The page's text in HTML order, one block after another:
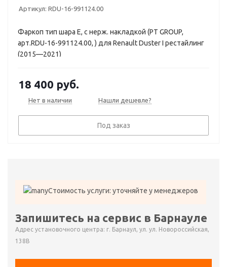
Артикул: RDU-16-991124.00
Фаркоп тип шара E, с нерж. накладкой (PT GROUP,
арт.RDU-16-991124.00, ) для Renault Duster I рестайлинг
(2015—2021)
18 400 руб.
Нет в наличии Нашли дешевле?
Под заказ
Стоимость услуги: уточняйте у менеджеров
Запишитесь на сервис в Барнауле
Адрес установочного центра: г. Барнаул, ул. ул. Новороссийская,
138В